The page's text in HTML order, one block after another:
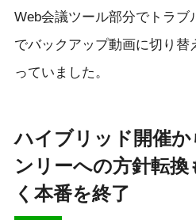
Web会議ツール部分でトラブ
でバックアップ動画に切り替
っていました。
ハイブリッド開催
ンリーへの方針転
く本番を終了